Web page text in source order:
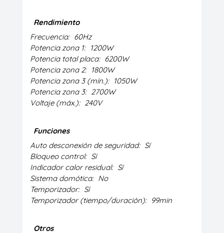
Rendimiento
Frecuencia: 60Hz
Potencia zona 1: 1200W
Potencia total placa: 6200W
Potencia zona 2: 1800W
Potencia zona 3 (mín.): 1050W
Potencia zona 3: 2700W
Voltaje (máx.): 240V
Funciones
Auto desconexión de seguridad: Sí
Bloqueo control: Sí
Indicador calor residual: Sí
Sistema domótica: No
Temporizador: Sí
Temporizador (tiempo/duración): 99min
Otros